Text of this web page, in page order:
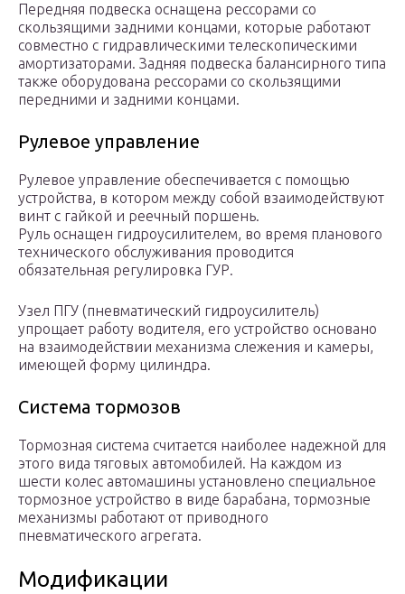
Передняя подвеска оснащена рессорами со
скользящими задними концами, которые работают
совместно с гидравлическими телескопическими
амортизаторами. Задняя подвеска балансирного типа
также оборудована рессорами со скользящими
передними и задними концами.
Рулевое управление
Рулевое управление обеспечивается с помощью
устройства, в котором между собой взаимодействуют
винт с гайкой и реечный поршень.
Руль оснащен гидроусилителем, во время планового
технического обслуживания проводится
обязательная регулировка ГУР.
Узел ПГУ (пневматический гидроусилитель)
упрощает работу водителя, его устройство основано
на взаимодействии механизма слежения и камеры,
имеющей форму цилиндра.
Система тормозов
Тормозная система считается наиболее надежной для
этого вида тяговых автомобилей. На каждом из
шести колес автомашины установлено специальное
тормозное устройство в виде барабана, тормозные
механизмы работают от приводного
пневматического агрегата.
Модификации